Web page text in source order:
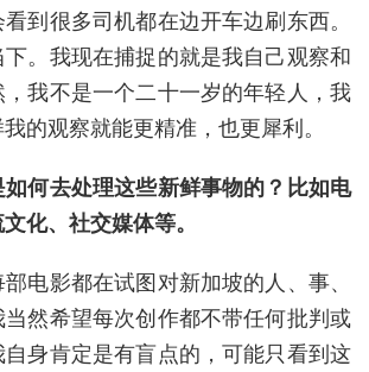
到很多司机都在边开车边刷东西。
。我现在捕捉的就是我自己观察和
我不是一个二十一岁的年轻人，我
的观察就能更精准，也更犀利。
何去处理这些新鲜事物的？比如电
化、社交媒体等。
电影都在试图对新加坡的人、事、
然希望每次创作都不带任何批判或
身肯定是有盲点的，可能只看到这